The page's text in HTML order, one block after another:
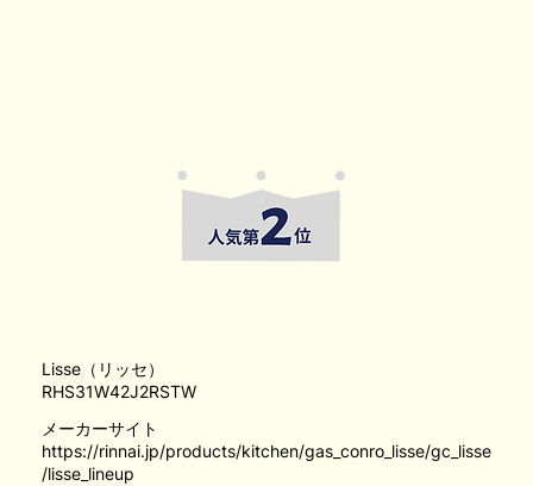
メーカーサイト
https://rinnai.jp/products/kitchen/gas_conro_lisse/gc_lisse
/lisse_lineup
Lisse（リッセ）
RHS31W42J2RSTW